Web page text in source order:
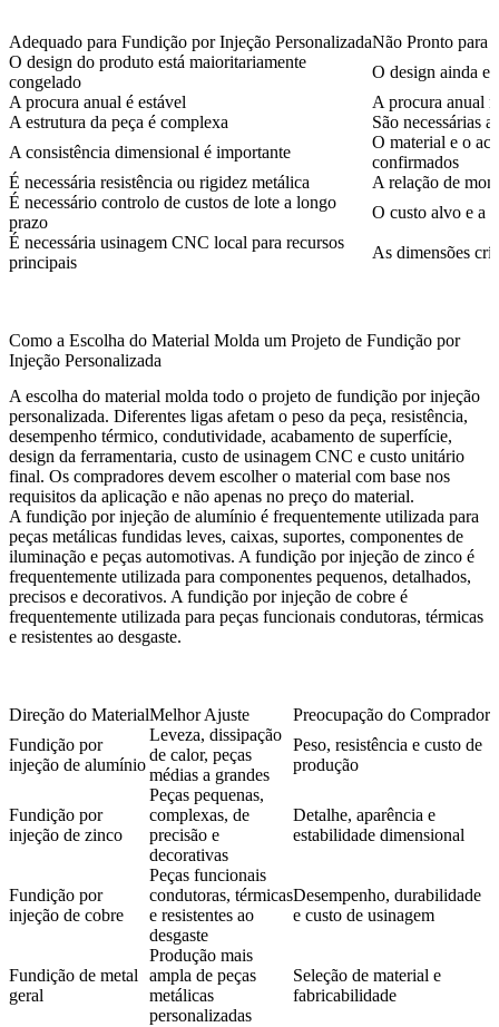
Adequado para Fundição por Injeção PersonalizadaNão Pronto para
O design do produto está maioritariamente
congelado
O design ainda
A procura anual é estável
A procura anual
A estrutura da peça é complexa
São necessárias
A consistência dimensional é importante
O material e o
confirmados
É necessária resistência ou rigidez metálica
A relação de
É necessário controlo de custos de lote a longo
prazo
O custo alvo e a
É necessária usinagem CNC local para recursos
principais
As dimensões
Como a Escolha do Material Molda um Projeto de Fundição por
Injeção Personalizada
A escolha do material molda todo o projeto de fundição por injeção
personalizada. Diferentes ligas afetam o peso da peça, resistência,
desempenho térmico, condutividade, acabamento de superfície,
design da ferramentaria, custo de usinagem CNC e custo unitário
final. Os compradores devem escolher o material com base nos
requisitos da aplicação e não apenas no preço do material.
A fundição por injeção de alumínio é frequentemente utilizada para
peças metálicas fundidas leves, caixas, suportes, componentes de
iluminação e peças automotivas. A fundição por injeção de zinco é
frequentemente utilizada para componentes pequenos, detalhados,
precisos e decorativos. A fundição por injeção de cobre é
frequentemente utilizada para peças funcionais condutoras, térmicas
e resistentes ao desgaste.
Direção do MaterialMelhor Ajuste
Preocupação do Comprador
Fundição por
injeção de alumínio
Leveza, dissipação
de calor, peças
médias a grandes
Peso, resistência e custo de
produção
Fundição por
injeção de zinco
Peças pequenas,
complexas, de
precisão e
decorativas
Detalhe, aparência e
estabilidade dimensional
Fundição por
injeção de cobre
Peças funcionais
condutoras, térmicas
e resistentes ao
desgaste
Desempenho, durabilidade
e custo de usinagem
Fundição de metal
geral
Produção mais
ampla de peças
metálicas
personalizadas
Seleção de material e
fabricabilidade